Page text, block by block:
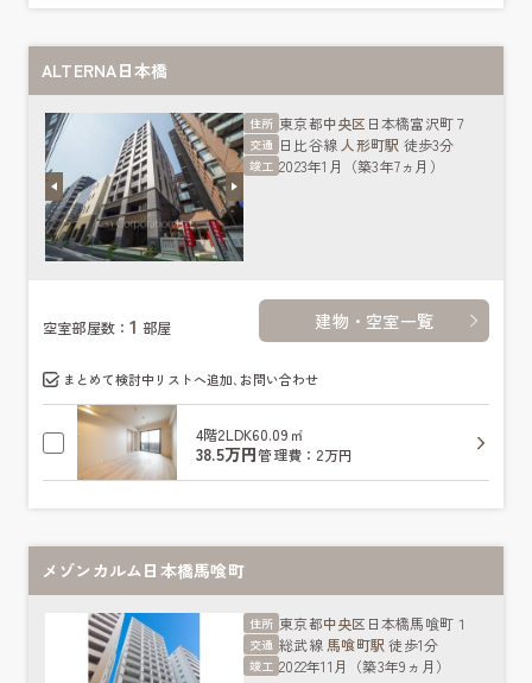
ALTERNA日本橋
住所 東京都中央区 日本橋富沢町７
交通 日比谷線 人形町駅 徒歩3分
竣工 2023年1月（築3年7ヵ月）
空室部屋数：1 部屋 建物・空室一覧
まとめて検討中リストへ追加､お問い合わせ
4階2LDK60.09㎡
38.5万円管理費：2万円
メゾンカルム日本橋馬喰町
住所 東京都中央区 日本橋馬喰町１
交通 総武線 馬喰町駅 徒歩1分
竣工 2022年11月（築3年9ヵ月）